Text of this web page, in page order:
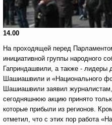
14.00
На проходящей перед
инициативной группы народного
Гаприндашвили, а также - лидеры
Шашиашвили и «Национального
Шашиашвили заявил
сегодняшнюю акцию принято
которые прибыли из регионов.
отметил, что с этих пор работа